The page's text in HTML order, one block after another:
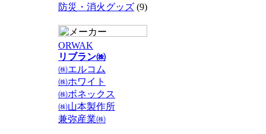
防災・消火グッズ (9)
ORWAK
リブラン㈱
㈱エルコム
㈱ホワイト
㈱ボネックス
㈱山本製作所
兼弥産業㈱